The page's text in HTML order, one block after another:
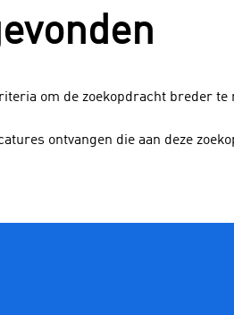
om de zoekopdracht breder te
ontvangen die aan deze